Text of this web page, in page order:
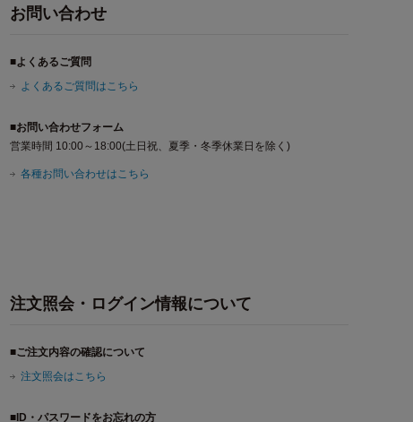
お問い合わせ
■よくあるご質問
よくあるご質問はこちら
■お問い合わせフォーム
営業時間 10:00～18:00(土日祝、夏季・冬季休業日を除く)
各種お問い合わせはこちら
注文照会・ログイン情報について
■ご注文内容の確認について
注文照会はこちら
■ID・パスワードをお忘れの方